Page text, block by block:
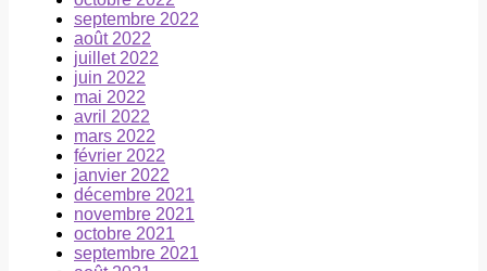
septembre 2022
août 2022
juillet 2022
juin 2022
mai 2022
avril 2022
mars 2022
février 2022
janvier 2022
décembre 2021
novembre 2021
octobre 2021
septembre 2021